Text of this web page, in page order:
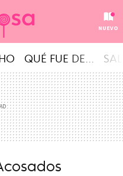
NUEVO
QUÉ FUE DE...